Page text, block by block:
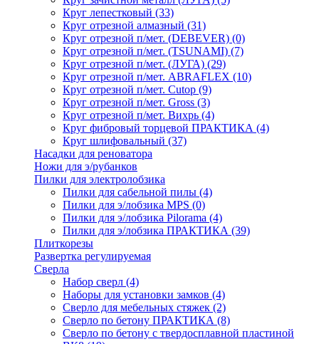
Круг лепестковый (33)
Круг отрезной алмазный (31)
Круг отрезной п/мет. (DEBEVER) (0)
Круг отрезной п/мет. (TSUNAMI) (7)
Круг отрезной п/мет. (ЛУГА) (29)
Круг отрезной п/мет. ABRAFLEX (10)
Круг отрезной п/мет. Cutop (9)
Круг отрезной п/мет. Gross (3)
Круг отрезной п/мет. Вихрь (4)
Круг фибровый торцевой ПРАКТИКА (4)
Круг шлифовальный (37)
Насадки для реноватора
Ножи для э/рубанков
Пилки для электролобзика
Пилки для сабельной пилы (4)
Пилки для э/лобзика MPS (0)
Пилки для э/лобзика Pilorama (4)
Пилки для э/лобзика ПРАКТИКА (39)
Плиткорезы
Развертка регулируемая
Сверла
Набор сверл (4)
Наборы для установки замков (4)
Сверло для мебельных стяжек (2)
Сверло по бетону ПРАКТИКА (8)
Сверло по бетону с твердосплавной пластиной